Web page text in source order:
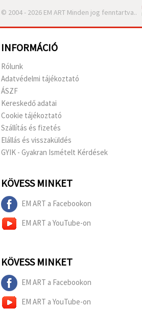
© 2004 - 2026 EM ART Minden jog fenntartva..
INFORMÁCIÓ
Rólunk
Adatvédelmi tájékoztató
ÁSZF
Kereskedő adatai
Cookie tájékoztató
Szállítás és fizetés
Elállás és visszaküldés
GYIK - Gyakran Ismételt Kérdések
KÖVESS MINKET
EM ART a Facebookon
EM ART a YouTube-on
KÖVESS MINKET
EM ART a Facebookon
EM ART a YouTube-on